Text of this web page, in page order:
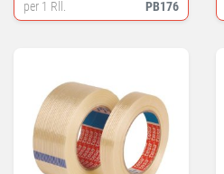
PB176
per 1 Rll.